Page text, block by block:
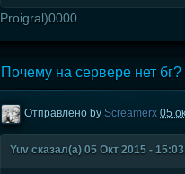
Proigral)0000
Почему на сервере нет бг?
Отправлено byScreamerx 05
Yuv сказал(а) 05 Окт 2015 -